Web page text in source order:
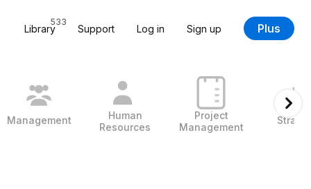
Library
533
Support Log in Sign up Plus
Management
Human
Resources
Project
Management